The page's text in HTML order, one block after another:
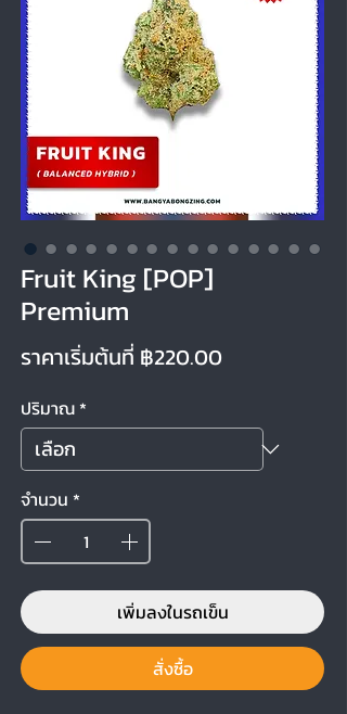
Fruit King [POP]
Premium
ราคาเริ่มต้นที่ ฿220.00ราคาขายลด
ปริมาณ*
จำนวน *
เพิ่มลงในรถเข็น
สั่งซื้อ